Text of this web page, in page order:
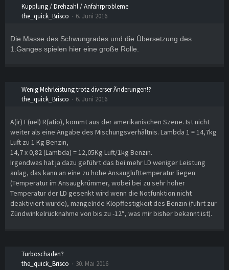
Kupplung / Drehzahl / Anfahrprobleme
the_quick_Brisco
6. Juni 2016
Die Masse des Schwungrades und die Übersetzung des
1.Ganges spielen hier eine große Rolle.
Wenig Mehrleistung trotz diverser Änderungen!?
the_quick_Brisco
6. Juni 2016
A(ir) F(uel) R(atio), kommt aus der amerikanischen Szene. Ist nicht
weiter als eine Angabe des Mischungsverhältnis. Lambda 1 = 14,7kg
Luft zu 1 Kg Benzin,
14,7 x 0,82 (Lambda) = 12,05Kg Luft/1kg Benzin.
Irgendwas hat ja dazu geführt das bei mehr LD weniger Leistung
anlag, das kann an eine zu hohe Ansauglufttemperatur liegen
(Temperatur im Ansaugkrümmer, wobei bei zu sehr hoher
Temperatur der LD gesenkt wird wenn die Notfunktion nicht
deaktiviert wurde), mangelnde Klopffestigkeit des Benzin (führt zur
Zündwinkelrücknahme von bis zu -12°, was mir bisher bekannt ist).
Turboschaden?
the_quick_Brisco
30. Mai 2016